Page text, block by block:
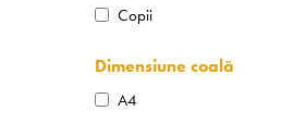
Copii
Dimensiune coală
A4